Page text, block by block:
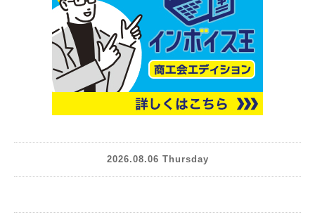
2026.08.06 Thursday